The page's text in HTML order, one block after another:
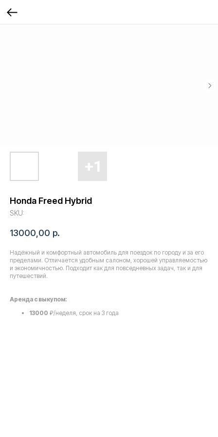
Honda Freed Hybrid
SKU:
13000,00 р.
Надёжный и комфортный автомобиль для поездок по городу и за его
пределами. Отличается удобным салоном, хорошей управляемостью
и экономичностью. Подходит как для повседневных задач, так и для
путешествий.
Аренда с выкупом:
13000 ₽/неделя, срок на 3 года